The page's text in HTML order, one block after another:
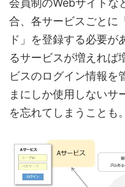
合、各サービスごとに
ド」を登録する必要が
るサービスが増えれば
ビスのログイン情報を
まにしか使用しないサ
を忘れてしまうことも。